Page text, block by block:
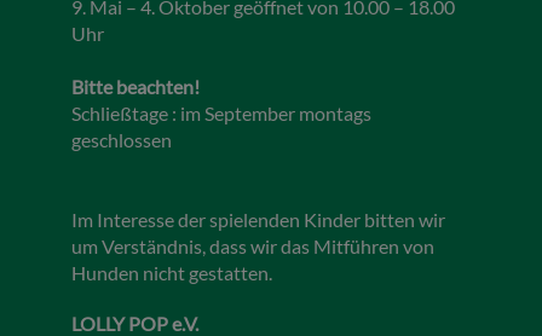
9. Mai – 4. Oktober geöffnet von 10.00 – 18.00
Uhr
Bitte beachten!
Schließtage : im September montags
geschlossen
Im Interesse der spielenden Kinder bitten wir
um Verständnis, dass wir das Mitführen von
Hunden nicht gestatten.
LOLLY POP e.V.